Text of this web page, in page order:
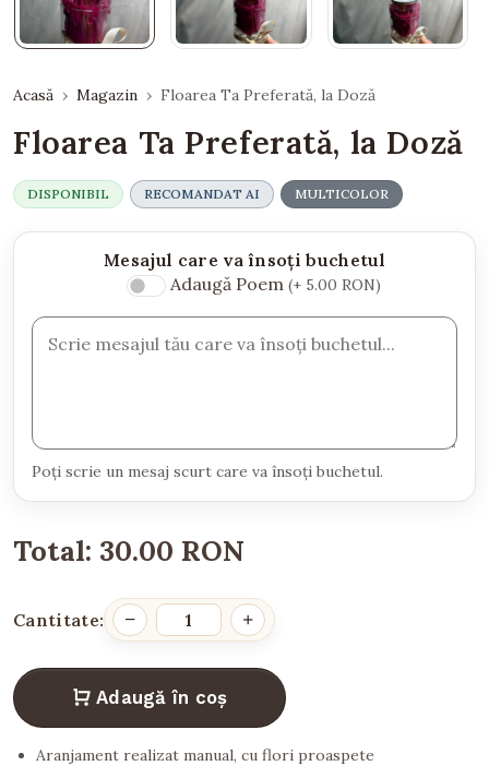
Acasă Magazin Floarea Ta Preferată, la Doză
Floarea Ta Preferată, la Doză
DISPONIBIL RECOMANDAT AI MULTICOLOR
Mesajul care va însoți buchetul
Adaugă Poem (+ 5.00 RON)
Poți scrie un mesaj scurt care va însoți buchetul.
Total: 30.00 RON
Cantitate:
Adaugă în coș
Aranjament realizat manual, cu flori proaspete